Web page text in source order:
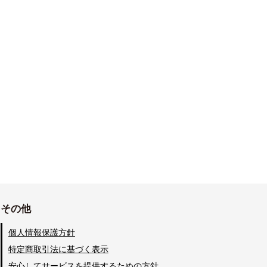
その他
個人情報保護方針
特定商取引法に基づく表示